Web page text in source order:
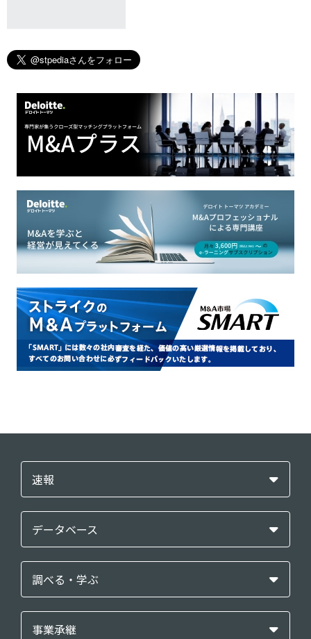
速報
データベース
調べる・学ぶ
事業承継